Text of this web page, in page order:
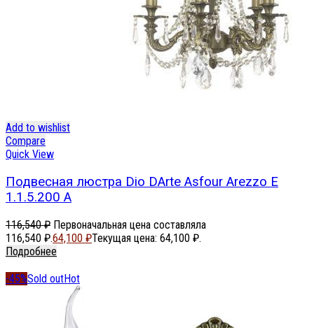
Add to wishlist
Compare
Quick View
Подвесная люстра Dio DArte Asfour Arezzo E
1.1.5.200 A
116,540₽ Первоначальная цена составляла
116,540 ₽.64,100 ₽Текущая цена: 64,100 ₽.
Подробнее
-45%Sold outHot